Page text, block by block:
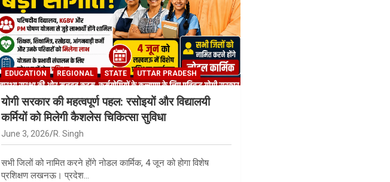
EDUCATION REGIONAL STATE UTTAR PRADESH
योगी सरकार की महत्वपूर्ण पहल: रसोइयों और विद्यालयी
कर्मियों को मिलेगी कैशलेस चिकित्सा सुविधा
June 3, 2026 R. Singh
सभी जिलों को नामित करने होंगे नोडल कार्मिक, 4 जून को होगा विशेष
प्रशिक्षण लखनऊ। प्रदेश…